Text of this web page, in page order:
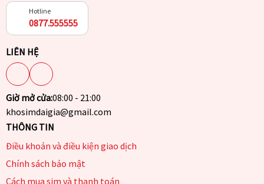
Hotline
0877.555555
LIÊN HỆ
Giờ mở cửa:08:00 - 21:00
khosimdaigia@gmail.com
THÔNG TIN
Điều khoản và điều kiện giao dịch
Chính sách bảo mật
Cách mua sim và thanh toán